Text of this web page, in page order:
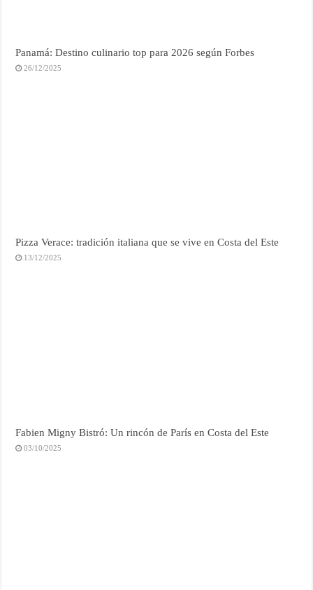
Panamá: Destino culinario top para 2026 según Forbes
26/12/2025
Pizza Verace: tradición italiana que se vive en Costa del Este
13/12/2025
Fabien Migny Bistró: Un rincón de París en Costa del Este
03/10/2025